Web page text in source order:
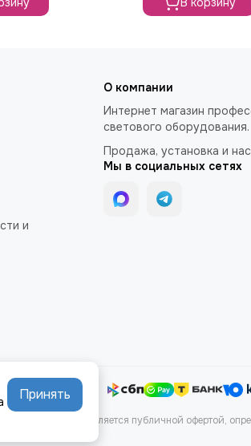
и
О компании
Интернет магазин
светового оборудования.
Продажа, установка и
Мы в социальных сетях
Карта сайта
условиях не является публичной офертой,
Принять